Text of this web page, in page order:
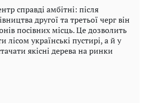
справді амбітні: після
другої та третьої черг він
посівних місць. Це дозволить
лісом українські пустирі, а й у
якісні дерева на ринки